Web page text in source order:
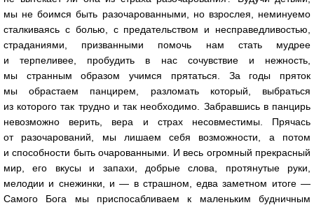
мы не боимся быть разочарованными, но взрослея, неминуемо
сталкиваясь с болью, с предательством и несправедливостью,
страданиями, призванными помочь нам стать мудрее
и терпеливее, пробудить в нас сочувствие и нежность,
мы странным образом учимся прятаться. За годы пряток
мы обрастаем панцирем, разломать который, выбраться
из которого так трудно и так необходимо. Забравшись в панцирь
невозможно верить, вера и страх несовместимы. Прячась
от разочарований, мы лишаем себя возможности, а потом
и способности быть очарованными. И весь огромный прекрасный
мир, его вкусы и запахи, добрые слова, протянутые руки,
мелодии и снежинки, и — в страшном, едва заметном итоге —
Самого Бога мы приспосабливаем к маленьким будничным